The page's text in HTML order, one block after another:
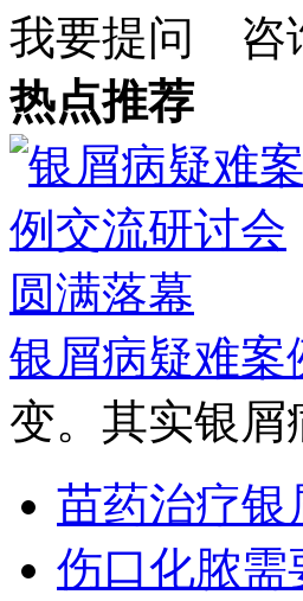
我要提问
咨
热点推荐
银屑病疑难案
变。其实银屑
苗药治疗银
伤口化脓需